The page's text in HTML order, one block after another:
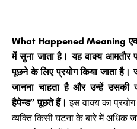
What Happened Meaning एक
में सुना जाता है। यह वाक्य आमतौर
पूछने के लिए प्रयोग किया जाता है।
जानना चाहता है और उन्हें उसकी
हैपेन्ड” पूछते हैं। इस वाक्य का
व्यक्ति किसी घटना के बारे में अधिक